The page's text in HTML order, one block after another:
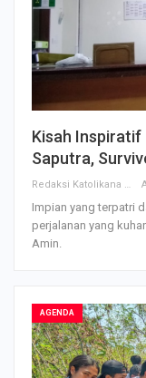
Kisah
Saputra,
Redaksi Katolikana
Impian yang terpatri
perjalanan yang
Amin.
AGENDA